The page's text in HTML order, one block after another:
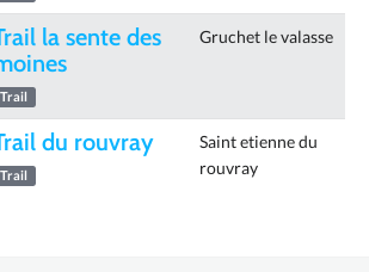
la sente des
Trail
Gruchet le valasse
du rouvray
Trail
Saint etienne du
rouvray